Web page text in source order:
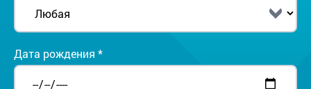
Дата рождения *